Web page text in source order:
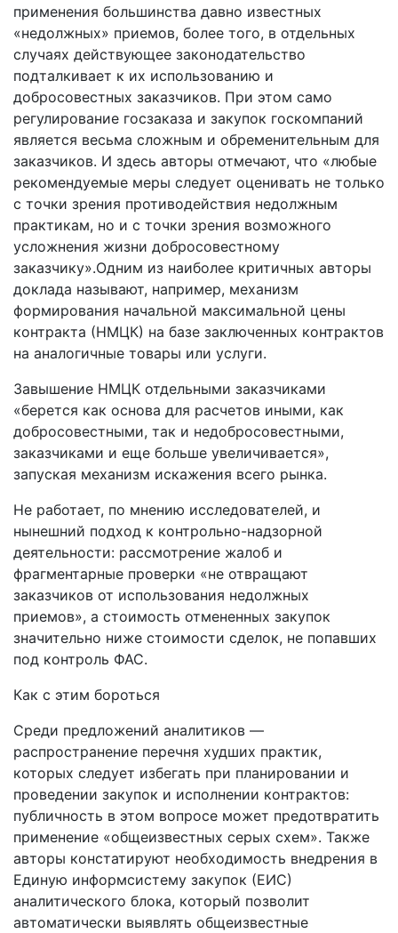
применения большинства давно известных
«недолжных» приемов, более того, в отдельных
случаях действующее законодательство
подталкивает к их использованию и
добросовестных заказчиков. При этом само
регулирование госзаказа и закупок госкомпаний
является весьма сложным и обременительным для
заказчиков. И здесь авторы отмечают, что «любые
рекомендуемые меры следует оценивать не только
с точки зрения противодействия недолжным
практикам, но и с точки зрения возможного
усложнения жизни добросовестному
заказчику».Одним из наиболее критичных авторы
доклада называют, например, механизм
формирования начальной максимальной цены
контракта (НМЦК) на базе заключенных контрактов
на аналогичные товары или услуги.
Завышение НМЦК отдельными заказчиками
«берется как основа для расчетов иными, как
добросовестными, так и недобросовестными,
заказчиками и еще больше увеличивается»,
запуская механизм искажения всего рынка.
Не работает, по мнению исследователей, и
нынешний подход к контрольно-надзорной
деятельности: рассмотрение жалоб и
фрагментарные проверки «не отвращают
заказчиков от использования недолжных
приемов», а стоимость отмененных закупок
значительно ниже стоимости сделок, не попавших
под контроль ФАС.
Как с этим бороться
Среди предложений аналитиков —
распространение перечня худших практик,
которых следует избегать при планировании и
проведении закупок и исполнении контрактов:
публичность в этом вопросе может предотвратить
применение «общеизвестных серых схем». Также
авторы констатируют необходимость внедрения в
Единую информсистему закупок (ЕИС)
аналитического блока, который позволит
автоматически выявлять общеизвестные